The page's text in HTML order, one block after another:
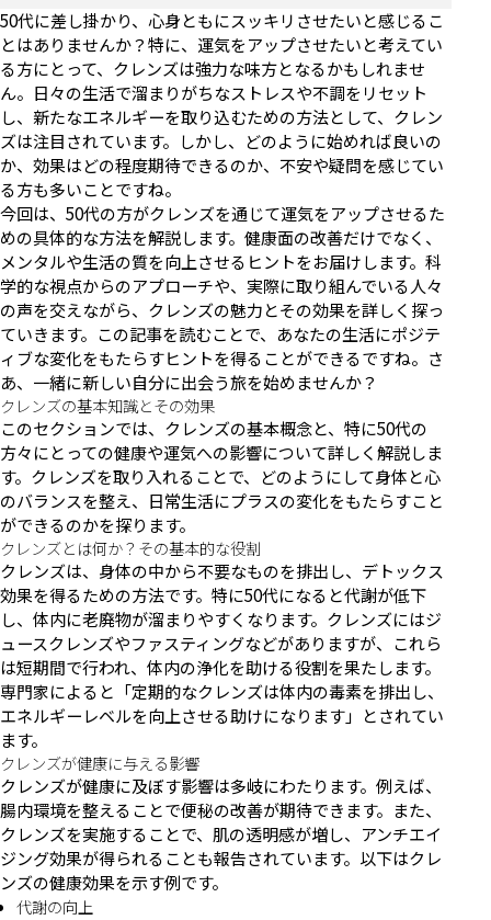
50代に差し掛かり、心身ともにスッキリさせたいと感じるこ
とはありませんか？特に、運気をアップさせたいと考えてい
る方にとって、クレンズは強力な味方となるかもしれませ
ん。日々の生活で溜まりがちなストレスや不調をリセット
し、新たなエネルギーを取り込むための方法として、クレン
ズは注目されています。しかし、どのように始めれば良いの
か、効果はどの程度期待できるのか、不安や疑問を感じてい
る方も多いことですね。
今回は、50代の方がクレンズを通じて運気をアップさせるた
めの具体的な方法を解説します。健康面の改善だけでなく、
メンタルや生活の質を向上させるヒントをお届けします。科
学的な視点からのアプローチや、実際に取り組んでいる人々
の声を交えながら、クレンズの魅力とその効果を詳しく探っ
ていきます。この記事を読むことで、あなたの生活にポジテ
ィブな変化をもたらすヒントを得ることができるですね。さ
あ、一緒に新しい自分に出会う旅を始めませんか？
クレンズの基本知識とその効果
このセクションでは、クレンズの基本概念と、特に50代の
方々にとっての健康や運気への影響について詳しく解説しま
す。クレンズを取り入れることで、どのようにして身体と心
のバランスを整え、日常生活にプラスの変化をもたらすこと
ができるのかを探ります。
クレンズとは何か？その基本的な役割
クレンズは、身体の中から不要なものを排出し、デトックス
効果を得るための方法です。特に50代になると代謝が低下
し、体内に老廃物が溜まりやすくなります。クレンズにはジ
ュースクレンズやファスティングなどがありますが、これら
は短期間で行われ、体内の浄化を助ける役割を果たします。
専門家によると「定期的なクレンズは体内の毒素を排出し、
エネルギーレベルを向上させる助けになります」とされてい
ます。
クレンズが健康に与える影響
クレンズが健康に及ぼす影響は多岐にわたります。例えば、
腸内環境を整えることで便秘の改善が期待できます。また、
クレンズを実施することで、肌の透明感が増し、アンチエイ
ジング効果が得られることも報告されています。以下はクレ
ンズの健康効果を示す例です。
代謝の向上